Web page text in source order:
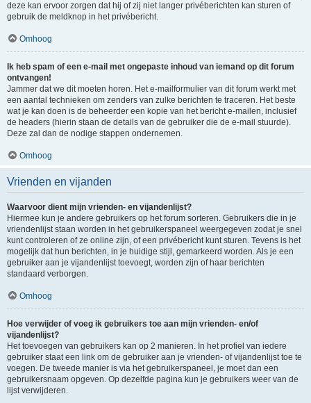
deze kan ervoor zorgen dat hij of zij niet langer privéberichten kan sturen of
gebruik de meldknop in het privébericht.
Omhoog
Ik heb spam of een e-mail met ongepaste inhoud van iemand op dit forum
ontvangen!
Jammer dat we dit moeten horen. Het e-mailformulier van dit forum werkt met
een aantal technieken om zenders van zulke berichten te traceren. Het beste
wat je kan doen is de beheerder een kopie van het bericht e-mailen, inclusief
de headers (hierin staan de details van de gebruiker die de e-mail stuurde).
Deze zal dan de nodige stappen ondernemen.
Omhoog
Vrienden en vijanden
Waarvoor dient mijn vrienden- en vijandenlijst?
Hiermee kun je andere gebruikers op het forum sorteren. Gebruikers die in je
vriendenlijst staan worden in het gebruikerspaneel weergegeven zodat je snel
kunt controleren of ze online zijn, of een privébericht kunt sturen. Tevens is het
mogelijk dat hun berichten, in je huidige stijl, gemarkeerd worden. Als je een
gebruiker aan je vijandenlijst toevoegt, worden zijn of haar berichten
standaard verborgen.
Omhoog
Hoe verwijder of voeg ik gebruikers toe aan mijn vrienden- en/of
vijandenlijst?
Het toevoegen van gebruikers kan op 2 manieren. In het profiel van iedere
gebruiker staat een link om de gebruiker aan je vrienden- of vijandenlijst toe te
voegen. De tweede manier is via het gebruikerspaneel, je moet dan een
gebruikersnaam opgeven. Op dezelfde pagina kun je gebruikers weer van de
lijst verwijderen.